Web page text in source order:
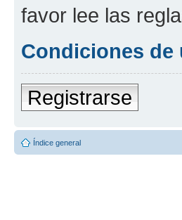
favor lee las
Condiciones de
Registrarse
Índice general